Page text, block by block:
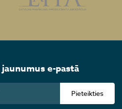
e-pastā
Pieteikties